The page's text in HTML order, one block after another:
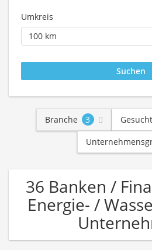
Umkreis
Branche 3
36 Banken /
Energie- /